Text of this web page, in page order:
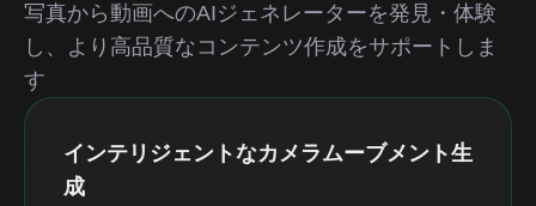
写真から動画へのAIジェネレーターを発見・体験
し、より高品質なコンテンツ作成をサポートしま
す
インテリジェントなカメラムーブメント生
成